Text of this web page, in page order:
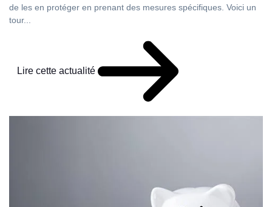
de les en protéger en prenant des mesures spécifiques. Voici un
tour...
Lire cette actualité